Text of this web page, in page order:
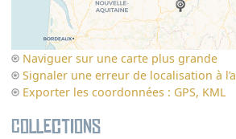
Naviguer sur une carte plus grande
Signaler une erreur de localisation à
Exporter les coordonnées : GPS, KML
Collections